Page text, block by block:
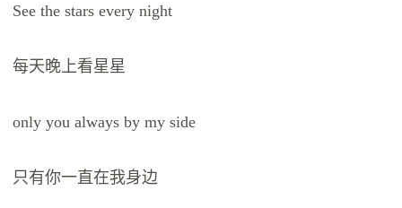
See the stars every night
每天晚上看星星
only you always by my side
只有你一直在我身边